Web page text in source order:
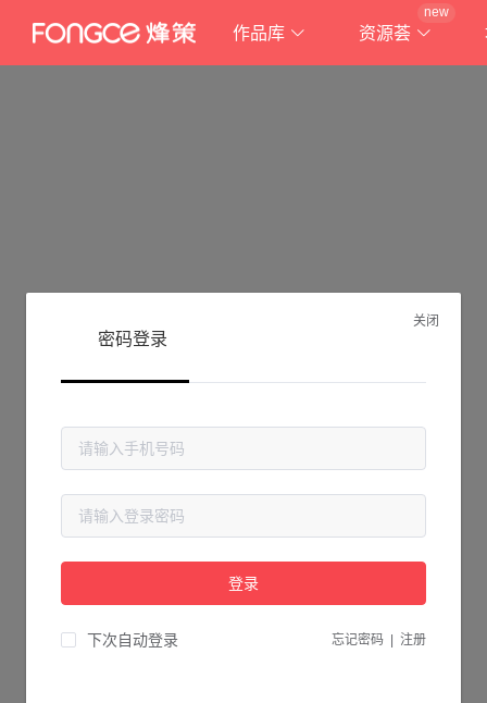
作品库 资源荟
new
抱歉!
请检查您输入的网址是否正确，或点击下面的按钮返回首页。
关闭
密码登录
登录
下次自动登录 忘记密码 注册